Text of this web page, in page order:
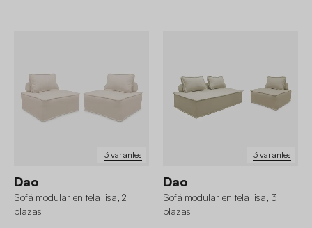
3 variantes
Dao
Sofá modular en tela lisa, 2
plazas
3 variantes
Dao
Sofá modular en tela lisa, 3
plazas